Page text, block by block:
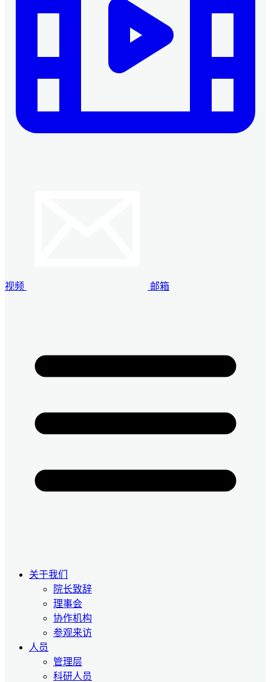
视频 邮箱
关于我们
院长致辞
理事会
协作机构
参观来访
人员
管理层
科研人员